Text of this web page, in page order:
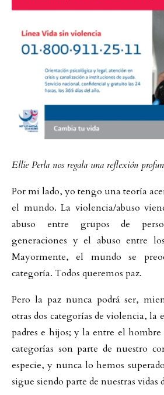
Ellie Perla nos regala una reflexión
Por mi lado, yo tengo una teoría
el mundo. La violencia/abuso
abuso entre grupos de
generaciones y el abuso entre
Mayormente, el mundo se
categoría. Todos queremos paz.
Pero la paz nunca podrá ser,
otras dos categorías de violencia, la
padres e hijos; y la entre el hombre
categorías son parte de nuestro
especie, y nunca lo hemos
sigue siendo parte de nuestras vidas